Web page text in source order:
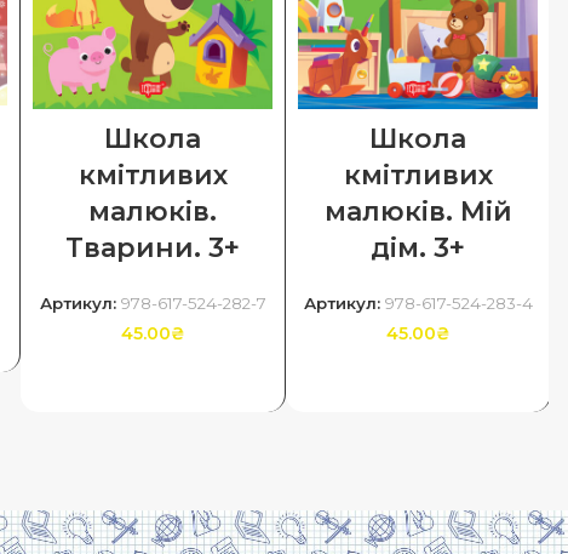
Школа
кмітливих
малюків.
Тварини. 3+
Артикул: 978-617-524-282-7
45.00₴
Школа
кмітливих
малюків. Мій
дім. 3+
Артикул: 978-617-524-283-4
45.00₴